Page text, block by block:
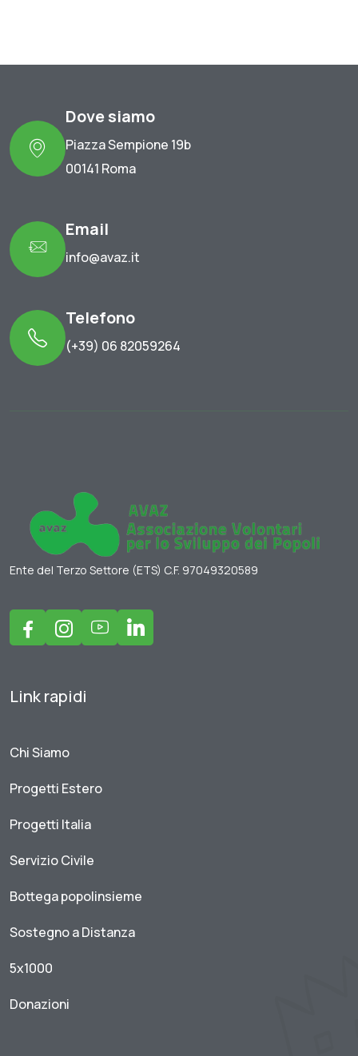
Dove siamo
Piazza Sempione 19b
00141 Roma
Email
info@avaz.it
Telefono
(+39) 06 82059264
Ente del Terzo Settore (ETS) C.F. 97049320589
Link rapidi
Chi Siamo
Progetti Estero
Progetti Italia
Servizio Civile
Bottega popolinsieme
Sostegno a Distanza
5x1000
Donazioni